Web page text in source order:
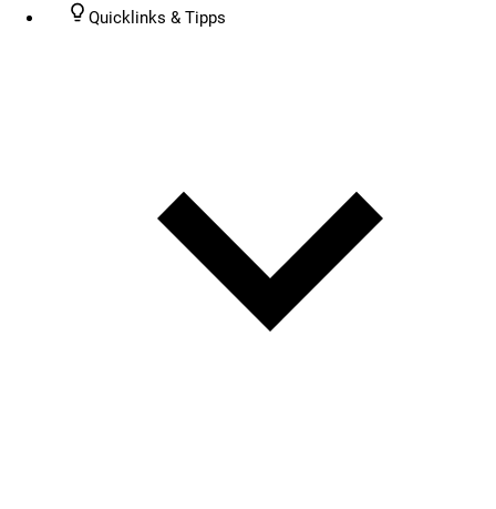
Quicklinks & Tipps